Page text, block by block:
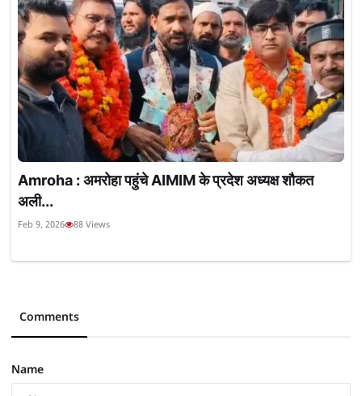
Amroha : अमरोहा पहुंचे AIMIM के प्रदेश अध्यक्ष शौकत
अली...
Feb 9, 2026 88 Views
Comments
Name